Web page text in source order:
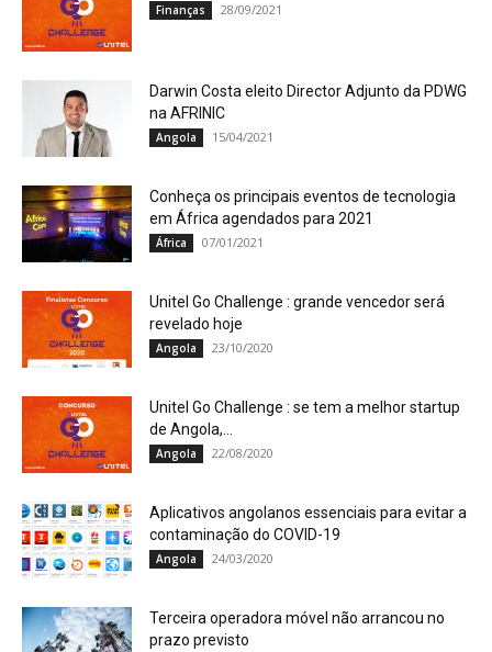
Finanças 28/09/2021
Darwin Costa eleito Director Adjunto da PDWG
na AFRINIC
Angola 15/04/2021
Conheça os principais eventos de tecnologia
em África agendados para 2021
África 07/01/2021
Unitel Go Challenge : grande vencedor será
revelado hoje
Angola 23/10/2020
Unitel Go Challenge : se tem a melhor startup
de Angola,...
Angola 22/08/2020
Aplicativos angolanos essenciais para evitar a
contaminação do COVID-19
Angola 24/03/2020
Terceira operadora móvel não arrancou no
prazo previsto